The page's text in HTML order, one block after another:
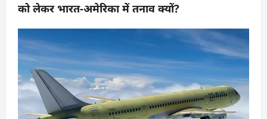
को लेकर भारत-अमेरिका में तनाव क्यों?